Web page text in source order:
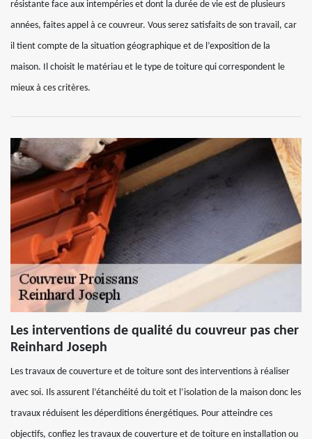
résistante face aux intempéries et dont la durée de vie est de plusieurs
années, faites appel à ce couvreur. Vous serez satisfaits de son travail, car
il tient compte de la situation géographique et de l’exposition de la
maison. Il choisit le matériau et le type de toiture qui correspondent le
mieux à ces critères.
Les interventions de qualité du couvreur pas cher
Reinhard Joseph
Les travaux de couverture et de toiture sont des interventions à réaliser
avec soi. Ils assurent l’étanchéité du toit et l’isolation de la maison donc les
travaux réduisent les déperditions énergétiques. Pour atteindre ces
objectifs, confiez les travaux de couverture et de toiture en installation ou